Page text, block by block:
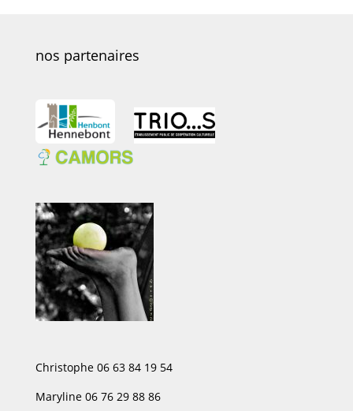
nos partenaires
Christophe 06 63 84 19 54
Maryline 06 76 29 88 86